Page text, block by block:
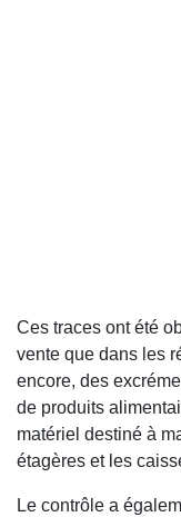
Ces traces ont été
vente que dans les
encore, des
de produits
matériel destiné à
étagères et les
Le contrôle a